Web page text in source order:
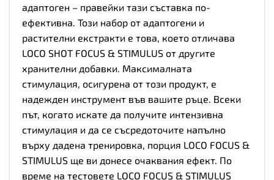
адаптоген – правейки тази съставка по-
ефективна. Този набор от адаптогени и
растителни екстракти е това, което отличава
LOCO SHOT FOCUS & STIMULUS от другите
хранителни добавки. Максималната
стимулация, осигурена от този продукт, е
надежден инструмент във вашите ръце. Всеки
път, когато искате да получите интензивна
стимулация и да се съсредоточите напълно
върху дадена тренировка, порция LOCO FOCUS &
STIMULUS ще ви донесе очаквания ефект. По
време на тестовете LOCO FOCUS & STIMULUS